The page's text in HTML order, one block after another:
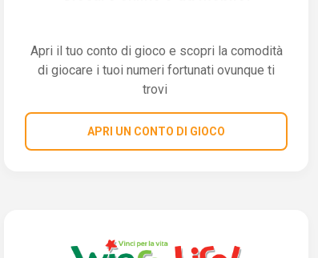
Apri il tuo conto di gioco e scopri la comodità
di giocare i tuoi numeri fortunati ovunque ti
trovi
APRI UN CONTO DI GIOCO